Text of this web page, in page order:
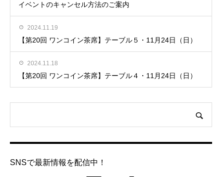
イベントのキャンセル方法のご案内
2024.11.19
【第20回 ワンコイン茶席】テーブル５・11月24日（日）
2024.11.18
【第20回 ワンコイン茶席】テーブル４・11月24日（日）
SNSで最新情報を配信中！